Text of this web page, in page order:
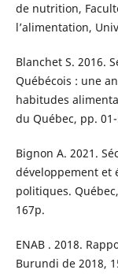
de nutrition,
l’alimentation,
Blanchet S. 2016.
Québécois : une
habitudes
du Québec, pp.
Bignon A. 2021.
développement et
politiques.
167p.
ENAB . 2018.
Burundi de 2018,